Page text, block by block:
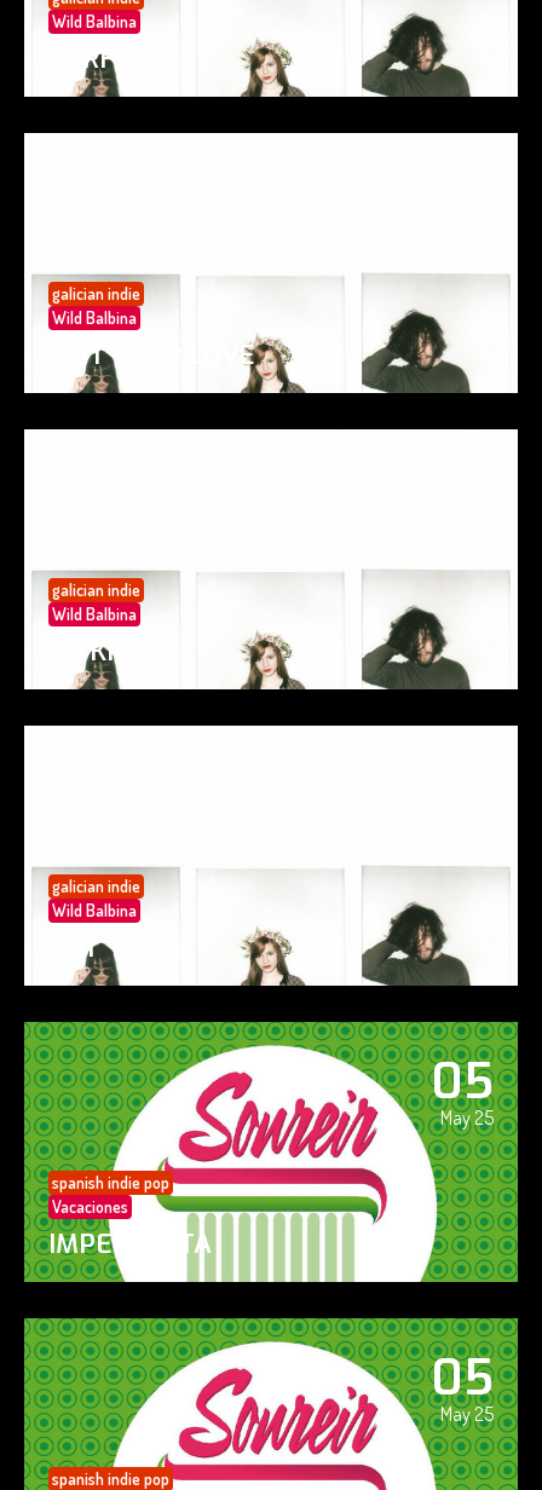
Wild Balbina
SURFIN’
galician indie
Wild Balbina
SPIT YOUR LOVE
galician indie
Wild Balbina
SO KIND
galician indie
Wild Balbina
EAT TACOS
05
May 25
spanish indie pop
Vacaciones
IMPERFECTA
05
May 25
spanish indie pop